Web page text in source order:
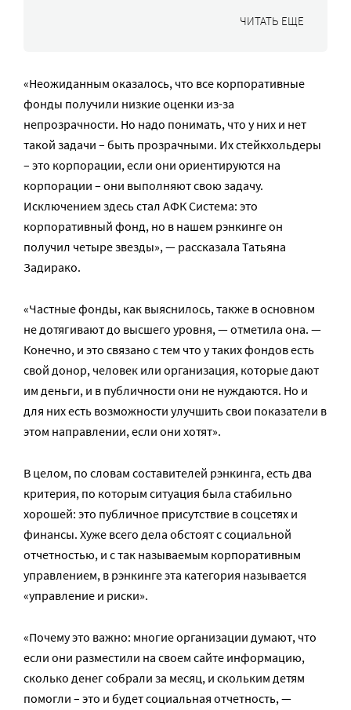
ЧИТАТЬ ЕЩЕ
«Неожиданным оказалось, что все корпоративные
фонды получили низкие оценки из-за
непрозрачности. Но надо понимать, что у них и нет
такой задачи – быть прозрачными. Их стейкхольдеры
– это корпорации, если они ориентируются на
корпорации – они выполняют свою задачу.
Исключением здесь стал АФК Система: это
корпоративный фонд, но в нашем рэнкинге он
получил четыре звезды», — рассказала Татьяна
Задирако.
«Частные фонды, как выяснилось, также в основном
не дотягивают до высшего уровня, — отметила она. —
Конечно, и это связано с тем что у таких фондов есть
свой донор, человек или организация, которые дают
им деньги, и в публичности они не нуждаются. Но и
для них есть возможности улучшить свои показатели в
этом направлении, если они хотят».
В целом, по словам составителей рэнкинга, есть два
критерия, по которым ситуация была стабильно
хорошей: это публичное присутствие в соцсетях и
финансы. Хуже всего дела обстоят с социальной
отчетностью, и с так называемым корпоративным
управлением, в рэнкинге эта категория называется
«управление и риски».
«Почему это важно: многие организации думают, что
если они разместили на своем сайте информацию,
сколько денег собрали за месяц, и скольким детям
помогли – это и будет социальная отчетность, —